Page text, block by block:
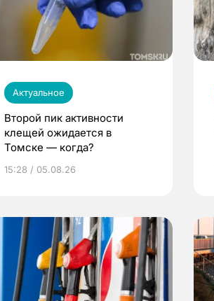
Актуальное
Второй пик активности
клещей ожидается в
Томске — когда?
15:28 / 05.08.26